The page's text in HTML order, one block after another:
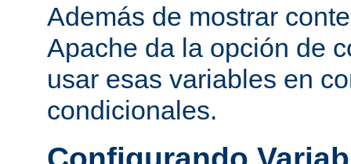
Además de mostrar
Apache da la opción de
usar esas variables en
condicionales.